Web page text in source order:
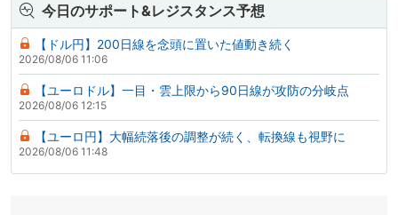
今日のサポート&レジスタンス予想
【ドル円】200日線を念頭に置いた値動き続く
2026/08/06 11:06
【ユーロドル】一目・雲上限から90日線が攻防の分岐点
2026/08/06 12:15
【ユーロ円】大幅続落後の調整が続く、転換線も視野に
2026/08/06 11:48